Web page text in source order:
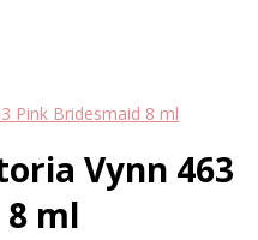
Pink Bridesmaid 8 ml
Vynn 463
ml